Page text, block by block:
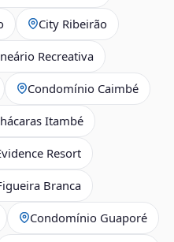
City Ribeirão
Recreativa
Condomínio Caimbé
Itambé
Resort
Branca
Condomínio Guaporé